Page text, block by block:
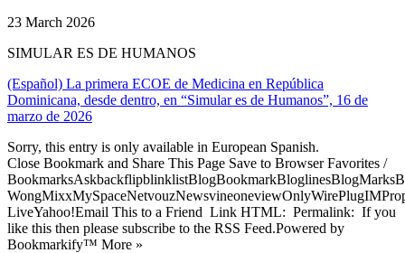
23 March 2026
SIMULAR ES DE HUMANOS
(Español) La primera ECOE de Medicina en República
Dominicana, desde dentro, en “Simular es de Humanos”, 16 de
marzo de 2026
Sorry, this entry is only available in European Spanish.
Close Bookmark and Share This Page Save to Browser Favorites /
LiveYahoo!Email This to a Friend Link HTML: Permalink: If you
like this then please subscribe to the RSS Feed.Powered by
Bookmarkify™ More »